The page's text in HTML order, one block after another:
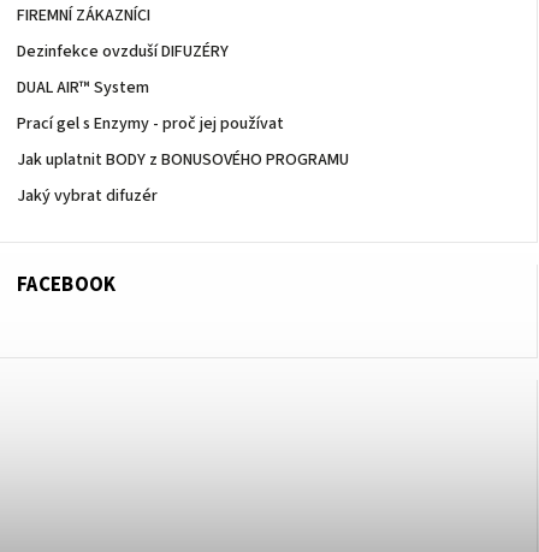
FIREMNÍ ZÁKAZNÍCI
Dezinfekce ovzduší DIFUZÉRY
DUAL AIR™ System
Prací gel s Enzymy - proč jej používat
Jak uplatnit BODY z BONUSOVÉHO PROGRAMU
Jaký vybrat difuzér
FACEBOOK